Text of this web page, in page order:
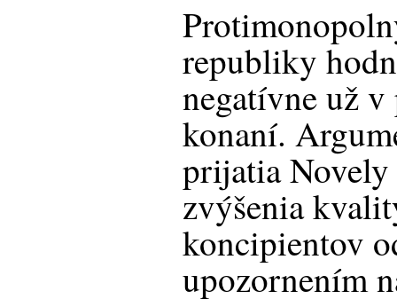
republiky
negatívne už
konaní.
prijatia Novely
zvýšenia
koncipientov
upozornením